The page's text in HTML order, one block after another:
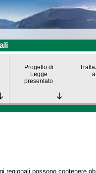
Progetto di
Legge
presentato
regionali possono contenere